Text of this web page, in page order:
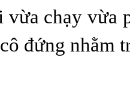
vừa chạy vừa
đứng nhằm